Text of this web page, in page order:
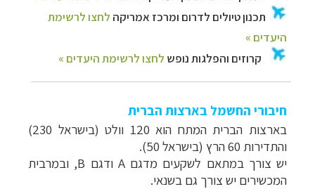
חיבורי החשמל בארצות הברית
בארצות הברית המתח הוא 120 וולט (בישראל 230)
והתדירות 60 הרץ (בישראל 50).
יש צורך במתאם לשקעים מדגם A ודגם B, ובמרבית
המכשירים יש צורך גם בשנאי.